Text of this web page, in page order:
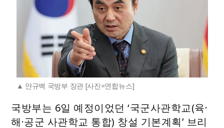
얀규백 국방부 장관 [사진=연합뉴스]
국방부는 6일 예정이었던 ‘국군사관학교(육·
해·공군 사관학교 통합) 창설 기본계획’ 브리